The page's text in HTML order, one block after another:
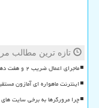
تازه ترین مطالب
ماجرای اعمال ضریب ۲ و هفت دهم برای اینترنت بین الملل چیست؟
اینترنت ماهواره ای آمازون
چرا مرورگرها به برخی سایت